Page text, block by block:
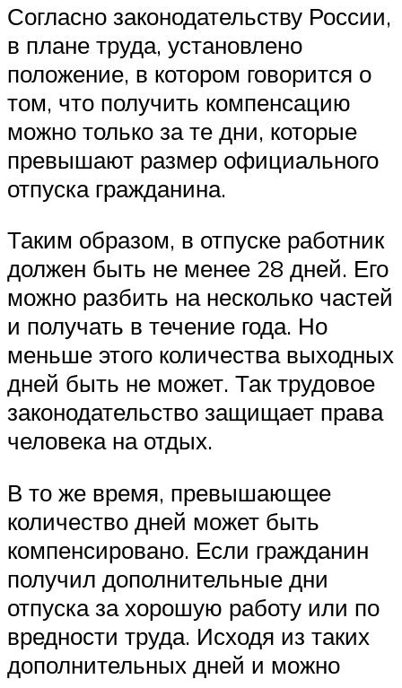
Согласно законодательству России,
в плане труда, установлено
положение, в котором говорится о
том, что получить компенсацию
можно только за те дни, которые
превышают размер официального
отпуска гражданина.
Таким образом, в отпуске работник
должен быть не менее 28 дней. Его
можно разбить на несколько частей
и получать в течение года. Но
меньше этого количества выходных
дней быть не может. Так трудовое
законодательство защищает права
человека на отдых.
В то же время, превышающее
количество дней может быть
компенсировано. Если гражданин
получил дополнительные дни
отпуска за хорошую работу или по
вредности труда. Исходя из таких
дополнительных дней и можно